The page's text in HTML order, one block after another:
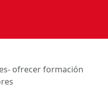
ofrecer formación